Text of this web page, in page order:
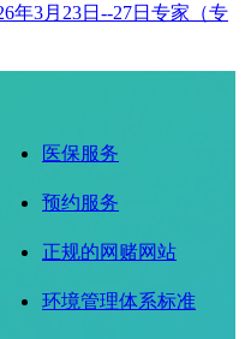
年3月23日--27日专家（专
医保服务
预约服务
正规的网赌网站
环境管理体系标准